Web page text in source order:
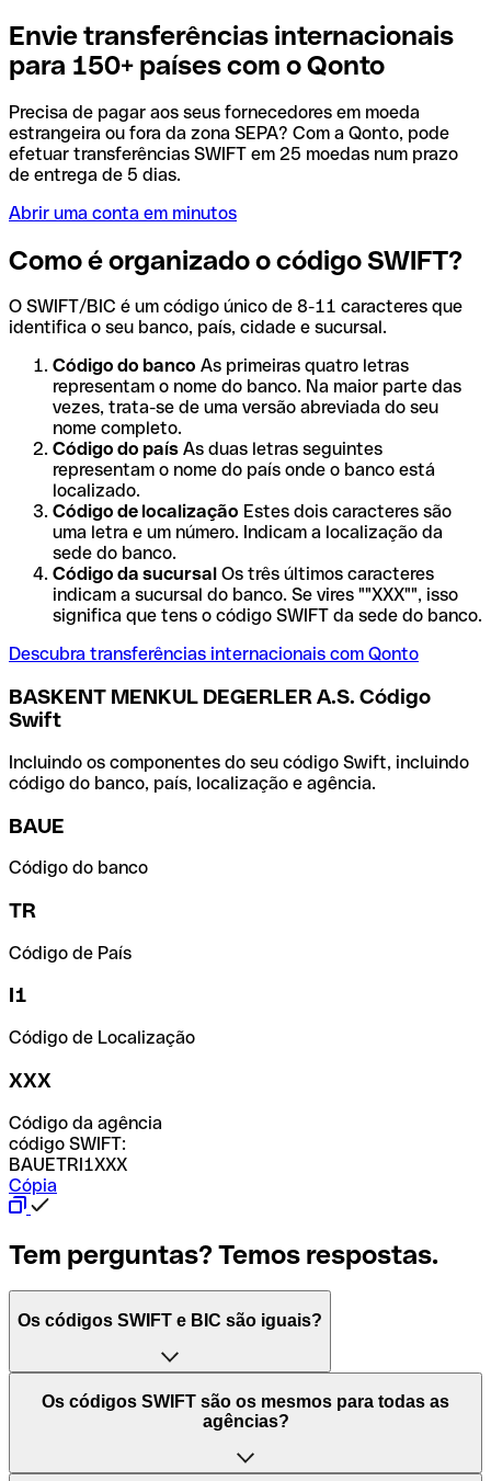
Envie transferências internacionais
para 150+ países com o Qonto
Precisa de pagar aos seus fornecedores em moeda
estrangeira ou fora da zona SEPA? Com a Qonto, pode
efetuar transferências SWIFT em 25 moedas num prazo
de entrega de 5 dias.
Abrir uma conta em minutos
Como é organizado o código SWIFT?
O SWIFT/BIC é um código único de 8-11 caracteres que
identifica o seu banco, país, cidade e sucursal.
Código do banco As primeiras quatro letras
representam o nome do banco. Na maior parte das
vezes, trata-se de uma versão abreviada do seu
nome completo.
Código do país As duas letras seguintes
representam o nome do país onde o banco está
localizado.
Código de localização Estes dois caracteres são
uma letra e um número. Indicam a localização da
sede do banco.
Código da sucursal Os três últimos caracteres
indicam a sucursal do banco. Se vires ""XXX"", isso
significa que tens o código SWIFT da sede do banco.
Descubra transferências internacionais com Qonto
BASKENT MENKUL DEGERLER A.S. Código
Swift
Incluindo os componentes do seu código Swift, incluindo
código do banco, país, localização e agência.
BAUE
Código do banco
TR
Código de País
I1
Código de Localização
XXX
Código da agência
código SWIFT:
BAUETRI1XXX
Cópia
Tem perguntas? Temos respostas.
Os códigos SWIFT e BIC são iguais?
O acrónimo SWIFT significa "Society for Worldwide
Interbank Financial Telecommunication (Sociedade para
Mundiais)". Trata-se de uma rede mundial onde se
Os códigos SWIFT são os mesmos para todas as
agências?